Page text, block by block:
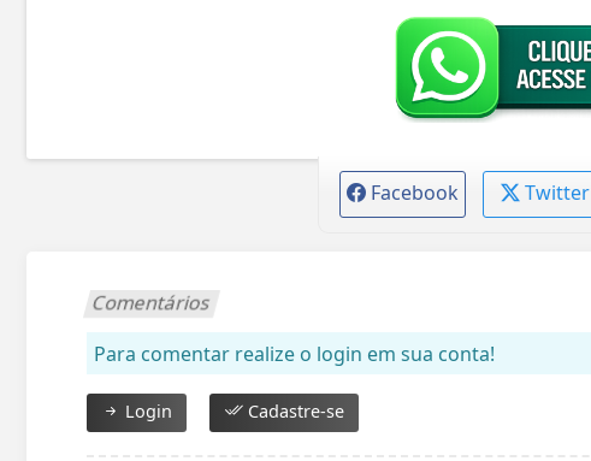
Facebook Twitter
Comentários
Para comentar realize o login em sua conta!
Login Cadastre-se